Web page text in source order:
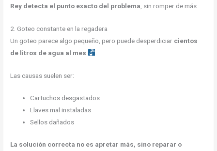
Rey detecta el punto exacto del problema , sin romper de más.
2. Goteo constante en la regadera
Un goteo parece algo pequeño, pero puede desperdiciar cientos
de litros de agua al mes
Las causas suelen ser:
Cartuchos desgastados
Llaves mal instaladas
Sellos dañados
La solución correcta no es apretar más, sino reparar o